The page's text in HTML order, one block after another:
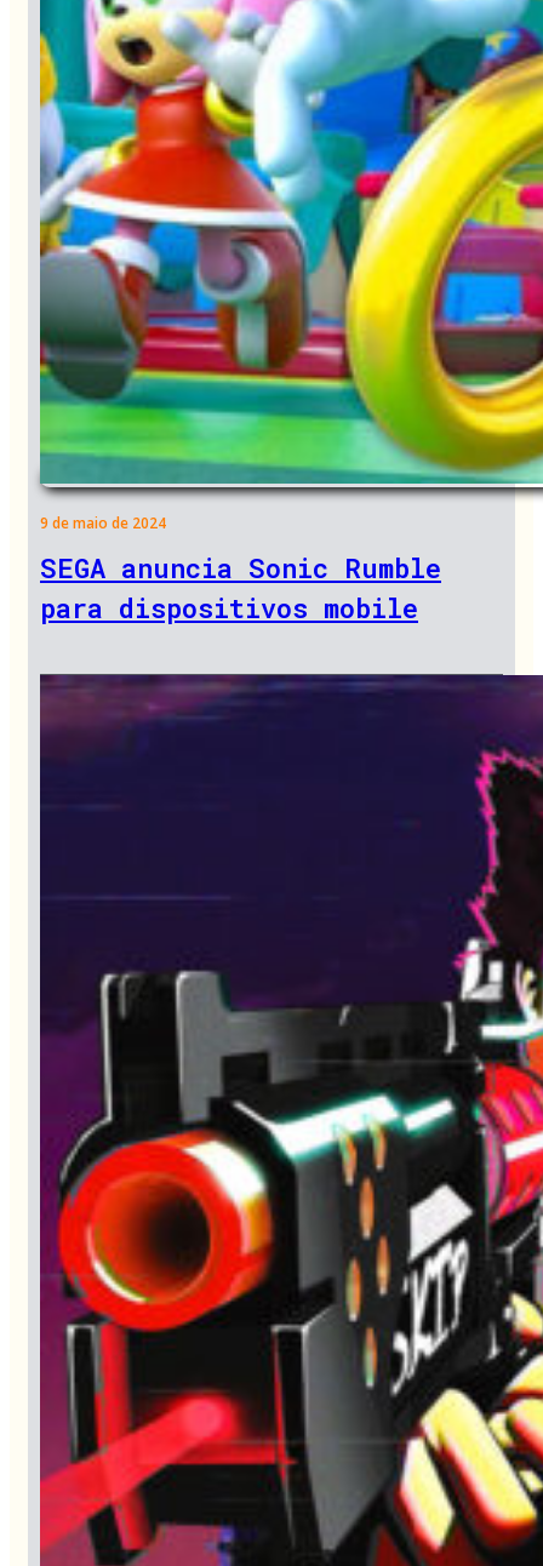
9 de maio de 2024
SEGA anuncia Sonic Rumble
para dispositivos mobile